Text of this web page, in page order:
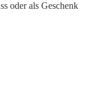
oder als Geschenk